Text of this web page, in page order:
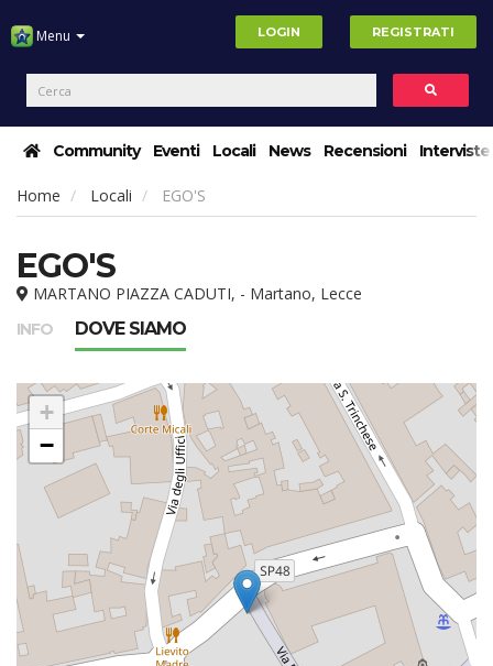
Menu LOGIN REGISTRATI
Community Eventi Locali News Recensioni Interviste
Home Locali EGO'S
EGO'S
MARTANO PIAZZA CADUTI, - Martano, Lecce
INFO DOVE SIAMO
+
−